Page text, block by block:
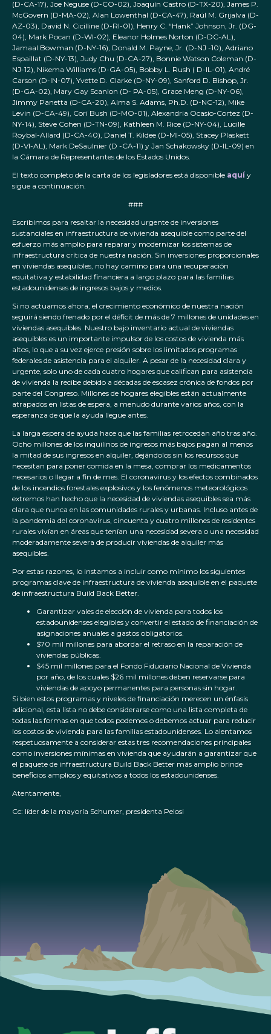
(D-CA-17), Joe Neguse (D-CO-02), Joaquín Castro (D-TX-20), James P.
McGovern (D-MA-02), Alan Lowenthal (D-CA-47), Raúl M. Grijalva (D-
AZ-03), David N. Cicilline (D-RI-01), Henry C. “Hank” Johnson, Jr. (DG-
04), Mark Pocan (D-WI-02), Eleanor Holmes Norton (D-DC-AL),
Jamaal Bowman (D-NY-16), Donald M. Payne, Jr. (D-NJ -10), Adriano
Espaillat (D-NY-13), Judy Chu (D-CA-27), Bonnie Watson Coleman (D-
NJ-12), Nikema Williams (D-GA-05), Bobby L. Rush ( D-IL-01), André
Carson (D-IN-07), Yvette D. Clarke (D-NY-09), Sanford D. Bishop, Jr.
(D-GA-02), Mary Gay Scanlon (D- PA-05), Grace Meng (D-NY-06),
Jimmy Panetta (D-CA-20), Alma S. Adams, Ph.D. (D-NC-12), Mike
Levin (D-CA-49), Cori Bush (D-MO-01), Alexandria Ocasio-Cortez (D-
NY-14), Steve Cohen (D-TN-09), Kathleen M. Rice (D-NY-04), Lucille
Roybal-Allard (D-CA-40), Daniel T. Kildee (D-MI-05), Stacey Plaskett
(D-VI-AL), Mark DeSaulnier (D -CA-11) y Jan Schakowsky (D-IL-09) en
la Cámara de Representantes de los Estados Unidos.
El texto completo de la carta de los legisladores está disponible aquí y
sigue a continuación.
###
Escribimos para resaltar la necesidad urgente de inversiones
sustanciales en infraestructura de vivienda asequible como parte del
esfuerzo más amplio para reparar y modernizar los sistemas de
infraestructura crítica de nuestra nación. Sin inversiones proporcionales
en viviendas asequibles, no hay camino para una recuperación
equitativa y estabilidad financiera a largo plazo para las familias
estadounidenses de ingresos bajos y medios.
Si no actuamos ahora, el crecimiento económico de nuestra nación
seguirá siendo frenado por el déficit de más de 7 millones de unidades en
viviendas asequibles. Nuestro bajo inventario actual de viviendas
asequibles es un importante impulsor de los costos de vivienda más
altos, lo que a su vez ejerce presión sobre los limitados programas
federales de asistencia para el alquiler. A pesar de la necesidad clara y
urgente, solo uno de cada cuatro hogares que califican para asistencia
de vivienda la recibe debido a décadas de escasez crónica de fondos por
parte del Congreso. Millones de hogares elegibles están actualmente
atrapados en listas de espera, a menudo durante varios años, con la
esperanza de que la ayuda llegue antes.
La larga espera de ayuda hace que las familias retrocedan año tras año.
Ocho millones de los inquilinos de ingresos más bajos pagan al menos
la mitad de sus ingresos en alquiler, dejándolos sin los recursos que
necesitan para poner comida en la mesa, comprar los medicamentos
necesarios o llegar a fin de mes. El coronavirus y los efectos combinados
de los incendios forestales explosivos y los fenómenos meteorológicos
extremos han hecho que la necesidad de viviendas asequibles sea más
clara que nunca en las comunidades rurales y urbanas. Incluso antes de
la pandemia del coronavirus, cincuenta y cuatro millones de residentes
rurales vivían en áreas que tenían una necesidad severa o una necesidad
moderadamente severa de producir viviendas de alquiler más
asequibles.
Por estas razones, lo instamos a incluir como mínimo los siguientes
programas clave de infraestructura de vivienda asequible en el paquete
de infraestructura Build Back Better.
Garantizar vales de elección de vivienda para todos los
estadounidenses elegibles y convertir el estado de financiación de
asignaciones anuales a gastos obligatorios.
$70 mil millones para abordar el retraso en la reparación de
viviendas públicas.
$45 mil millones para el Fondo Fiduciario Nacional de Vivienda
por año, de los cuales $26 mil millones deben reservarse para
viviendas de apoyo permanentes para personas sin hogar.
Si bien estos programas y niveles de financiación merecen un énfasis
adicional, esta lista no debe considerarse como una lista completa de
todas las formas en que todos podemos o debemos actuar para reducir
los costos de vivienda para las familias estadounidenses. Lo alentamos
respetuosamente a considerar estas tres recomendaciones principales
como inversiones mínimas en vivienda que ayudarán a garantizar que
el paquete de infraestructura Build Back Better más amplio brinde
beneficios amplios y equitativos a todos los estadounidenses.
Atentamente,
Cc: líder de la mayoría Schumer, presidenta Pelosi